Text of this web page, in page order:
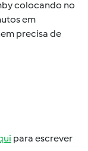
colocando no
em
precisa de
para escrever